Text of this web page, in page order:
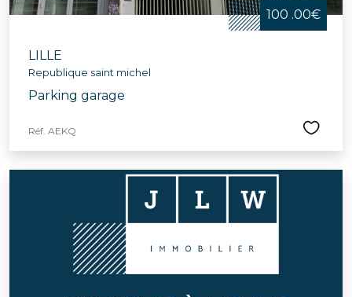
100 .00€
LILLE
Republique saint michel
Parking garage
Réf. AEKQ